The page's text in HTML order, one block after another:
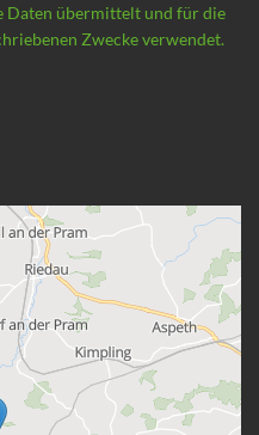
Daten übermittelt und für die
Zwecke verwendet.